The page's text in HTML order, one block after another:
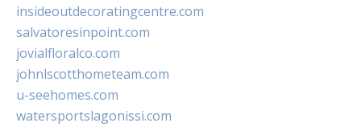
insideoutdecoratingcentre.com
salvatoresinpoint.com
jovialfloralco.com
johnlscotthometeam.com
u-seehomes.com
watersportslagonissi.com